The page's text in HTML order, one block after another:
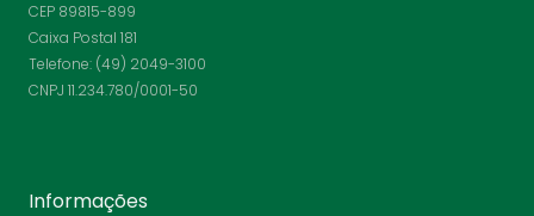
CEP 89815-899
Caixa Postal 181
Telefone: (49) 2049-3100
CNPJ 11.234.780/0001-50
Informações